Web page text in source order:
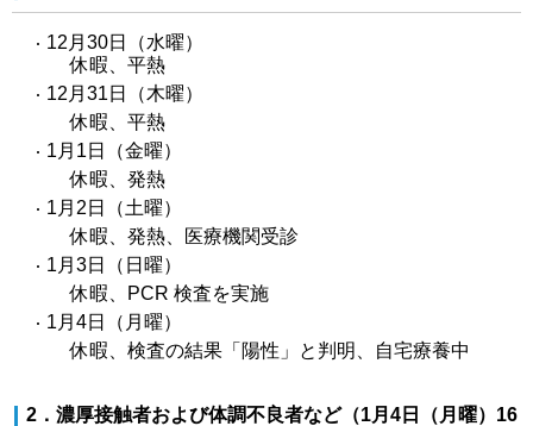
12月30日（水曜）
休暇、平熱
12月31日（木曜）
休暇、平熱
1月1日（金曜）
休暇、発熱
1月2日（土曜）
休暇、発熱、医療機関受診
1月3日（日曜）
休暇、PCR 検査を実施
1月4日（月曜）
休暇、検査の結果「陽性」と判明、自宅療養中
2．濃厚接触者および体調不良者など（1月4日（月曜）16